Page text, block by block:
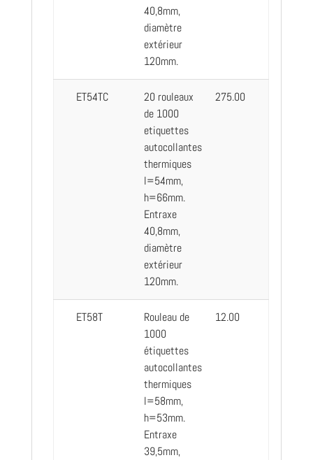
40,8mm,
diamètre
extérieur
120mm.
ET54TC
20 rouleaux
de 1000
etiquettes
autocollantes
thermiques
l=54mm,
h=66mm.
Entraxe
40,8mm,
diamètre
extérieur
120mm.
275.00
ET58T
Rouleau de
1000
étiquettes
autocollantes
thermiques
l=58mm,
h=53mm.
Entraxe
39,5mm,
12.00